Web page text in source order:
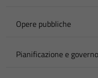
Opere pubbliche
Pianificazione e